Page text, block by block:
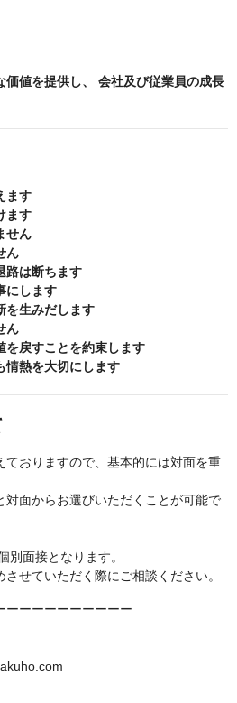
値を提供し、
会社及び従業員の成長
ます
ます
せん
ん
路は断ちます
にします
を生みだします
ん
を戻すことを約束します
情熱を大切にします
ておりますので、基本的には対面を重
対面からお選びいただくことが可能で
別面接となります。
せていただく際にご相談ください。
ーーーーーーーーーー